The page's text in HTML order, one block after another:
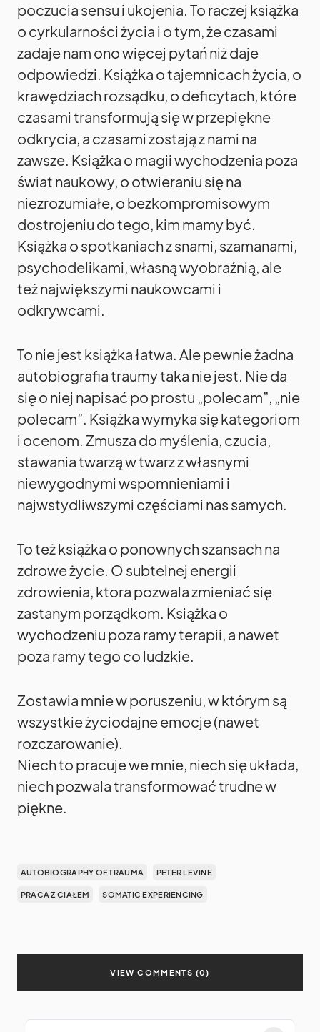
poczucia sensu i ukojenia. To raczej książka
o cyrkularności życia i o tym, że czasami
zadaje nam ono więcej pytań niż daje
odpowiedzi. Książka o tajemnicach życia, o
krawędziach rozsądku, o deficytach, które
czasami transformują się w przepiękne
odkrycia, a czasami zostają z nami na
zawsze. Książka o magii wychodzenia poza
świat naukowy, o otwieraniu się na
niezrozumiałe, o bezkompromisowym
dostrojeniu do tego, kim mamy być.
Książka o spotkaniach z snami, szamanami,
psychodelikami, własną wyobraźnią, ale
też największymi naukowcami i
odkrywcami.
To nie jest książka łatwa. Ale pewnie żadna
autobiografia traumy taka nie jest. Nie da
się o niej napisać po prostu „polecam”, „nie
polecam”. Książka wymyka się kategoriom
i ocenom. Zmusza do myślenia, czucia,
stawania twarzą w twarz z własnymi
niewygodnymi wspomnieniami i
najwstydliwszymi częściami nas samych.
To też książka o ponownych szansach na
zdrowe życie. O subtelnej energii
zdrowienia, ktora pozwala zmieniać się
zastanym porządkom. Książka o
wychodzeniu poza ramy terapii, a nawet
poza ramy tego co ludzkie.
Zostawia mnie w poruszeniu, w którym są
wszystkie życiodajne emocje (nawet
rozczarowanie).
Niech to pracuje we mnie, niech się układa,
niech pozwala transformować trudne w
piękne.
AUTOBIOGRAPHY OF TRAUMA PETER LEVINE
PRACA Z CIAŁEM SOMATIC EXPERIENCING
VIEW COMMENTS (0)